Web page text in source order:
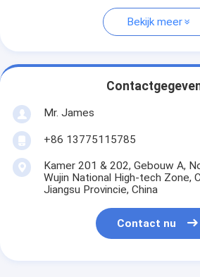
Bekijk meer
Mr. James
+86 13775115785
Kamer 201 & 202, Gebouw A,
Wujin National High-tech Zone,
Jiangsu Provincie, China
Contact nu